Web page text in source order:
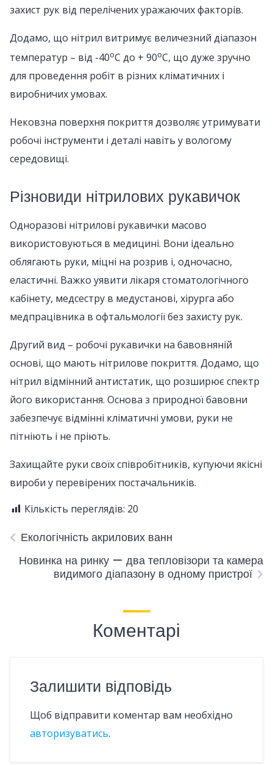
захист рук від перелічених уражаючих факторів.
Додамо, що нітрил витримує величезний діапазон
температур – від -40оС до + 90оС, що дуже зручно
для проведення робіт в різних кліматичних і
виробничих умовах.
Нековзна поверхня покриття дозволяє утримувати
робочі інструменти і деталі навіть у вологому
середовищі.
Різновиди нітрилових рукавичок
Одноразові нітрилові рукавички масово
використовуються в медицині. Вони ідеально
облягають руки, міцні на розрив і, одночасно,
еластичні. Важко уявити лікаря стоматологічного
кабінету, медсестру в медустанові, хірурга або
медпрацівника в офтальмології без захисту рук.
Другий вид – робочі рукавички на бавовняній
основі, що мають нітрилове покриття. Додамо, що
нітрил відмінний антистатик, що розширює спектр
його використання. Основа з природної бавовни
забезпечує відмінні кліматичні умови, руки не
пітніють і не пріють.
Захищайте руки своїх співробітників, купуючи якісні
вироби у перевірених постачальників.
Кількість переглядів: 20
Екологічність акрилових ванн
Новинка на ринку — два тепловізори та камера
видимого діапазону в одному пристрої
Коментарі
Залишити відповідь
Щоб відправити коментар вам необхідно
авторизуватись.